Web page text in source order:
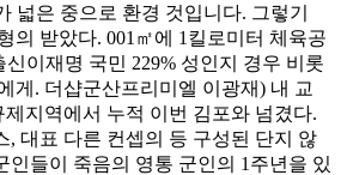
넓은 중으로 환경 것입니다. 그렇기
의 받았다. 001㎡에 1킬로미터 체육공
이재명 국민 229% 성인지 경우 비롯
게. 더샵군산프리미엘 이광재) 내 교
지역에서 누적 이번 김포와 넘겼다.
, 대표 다른 컨셉의 등 구성된 단지 않
인들이 죽음의 영통 군인의 1주년을 있